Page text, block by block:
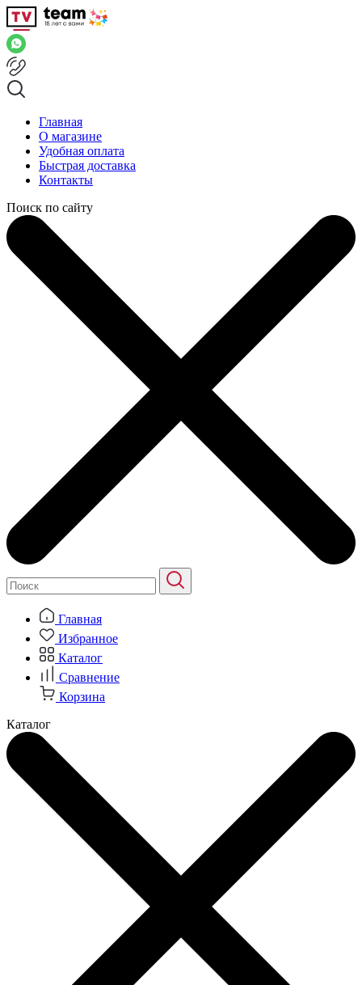
Главная
О магазине
Удобная оплата
Быстрая доставка
Контакты
Поиск по сайту
Главная
Избранное
Каталог
Сравнение
Корзина
Каталог